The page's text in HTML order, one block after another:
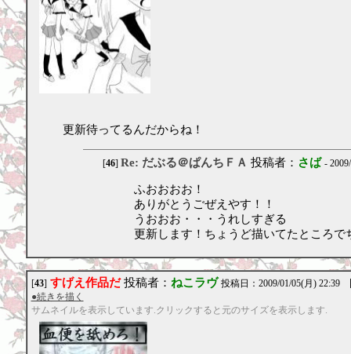
更新待ってるんだからね！
[46] Re: だぶる＠ぱんちＦＡ 投稿者： さば -
ふおおおお！
ありがとうごぜえやす！！
うおおお・・・うれしすぎる
更新します！ちょうど描いてたところ
[43] すげえ作品だ投稿者： ねこラヴ 投稿日：2009/01/05(月) 22:39
●続きを描く
サムネイルを表示しています.クリックすると元のサイズを表示します.